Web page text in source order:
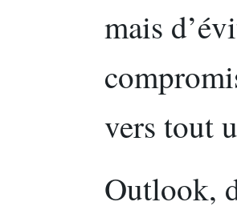
mais
vers tout
Outlook,